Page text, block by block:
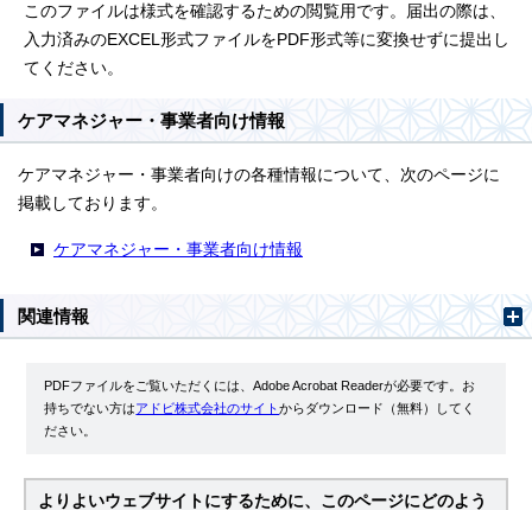
このファイルは様式を確認するための閲覧用です。届出の際は、
入力済みのEXCEL形式ファイルをPDF形式等に変換せずに提出し
てください。
ケアマネジャー・事業者向け情報
ケアマネジャー・事業者向けの各種情報について、次のページに
掲載しております。
ケアマネジャー・事業者向け情報
関連情報
PDFファイルをご覧いただくには、Adobe Acrobat Readerが必要です。お
持ちでない方はアドビ株式会社のサイトからダウンロード（無料）してく
ださい。
よりよいウェブサイトにするために、このページにどのよう